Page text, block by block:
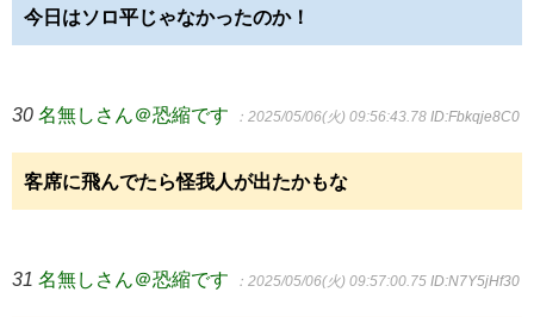
今日はソロ平じゃなかったのか！
30 名無しさん＠恐縮です ：2025/05/06(火) 09:56:43.78 ID:Fbkqje8C0
客席に飛んでたら怪我人が出たかもな
31 名無しさん＠恐縮です ：2025/05/06(火) 09:57:00.75 ID:N7Y5jHf30